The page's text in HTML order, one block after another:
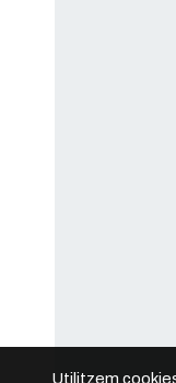
Utilitzem